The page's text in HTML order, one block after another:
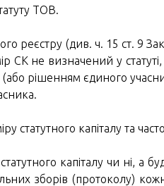
ТОВ.
реєстру (див. ч. 15 ст. 9
СК не визначений у
рішенням єдиного
капіталу та
капіталу чи ні, а
зборів (протоколу)